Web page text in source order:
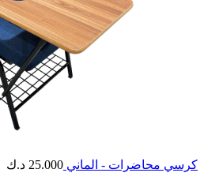
كرسي محاضرات - الماني 25.000 د.ك